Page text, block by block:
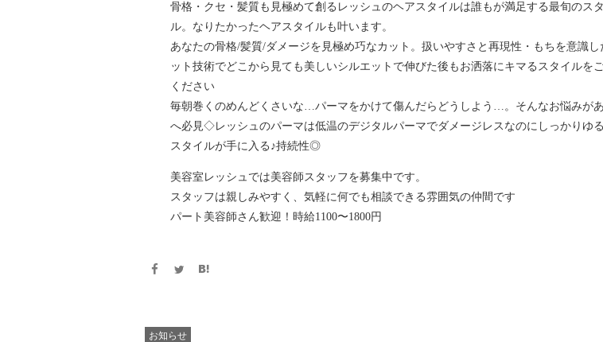
骨格・クセ・髪質も見極めて創るレッシュのヘアスタイルは誰もが満足する最旬のス
ル。なりたかったヘアスタイルも叶います。
あなたの骨格/髪質/ダメージを見極め巧なカット。扱いやすさと再現性・もちを意識し
ット技術でどこから見ても美しいシルエットで伸びた後もお洒落にキマるスタイルを
ください
毎朝巻くのめんどくさいな…パーマをかけて傷んだらどうしよう…。そんなお悩みが
へ必見◇レッシュのパーマは低温のデジタルパーマでダメージレスなのにしっかりゆ
スタイルが手に入る♪持続性◎
美容室レッシュでは美容師スタッフを募集中です。
スタッフは親しみやすく、気軽に何でも相談できる雰囲気の仲間です
パート美容師さん歓迎！時給1100〜1800円
お知らせ